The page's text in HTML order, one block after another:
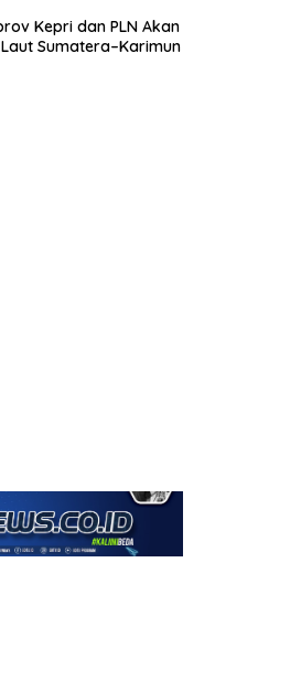
Kepri dan PLN Akan
Sumatera–Karimun